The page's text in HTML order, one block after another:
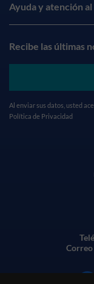
Ayuda y atención
Recibe las últimas
Al enviar sus datos, usted
Política de Privacidad